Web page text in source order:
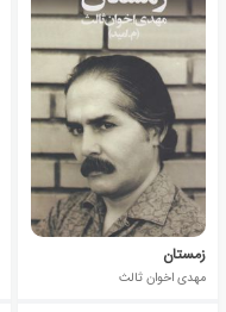
زمستان
مهدی اخوان ثالث